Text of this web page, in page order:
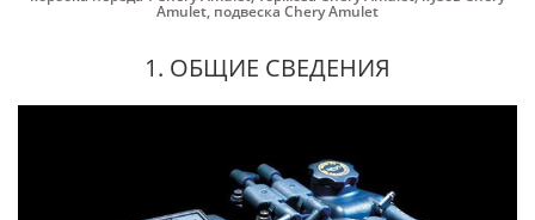
Amulet, подвеска Chery Amulet
1. ОБЩИЕ СВЕДЕНИЯ